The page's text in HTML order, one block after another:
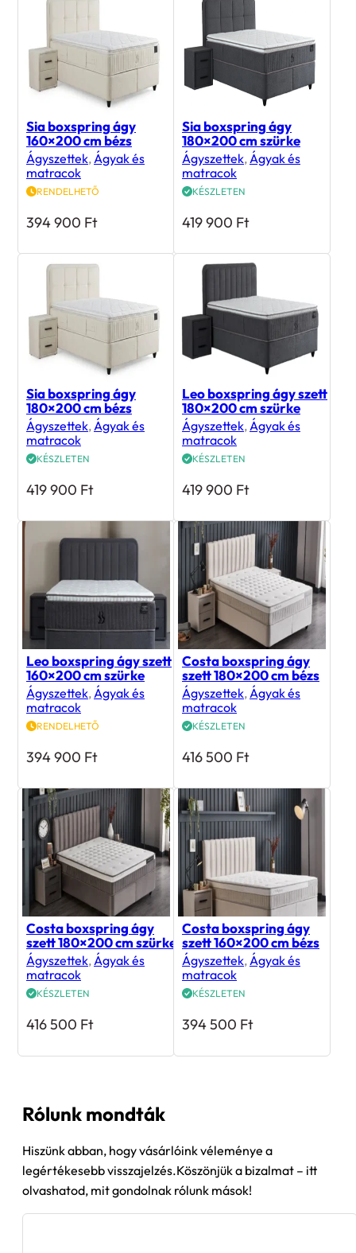
Sia boxspring ágy
160×200 cm bézs
Ágyszettek, Ágyak és
matracok
RENDELHETŐ
394 900 Ft
Sia boxspring ágy
180×200 cm szürke
Ágyszettek, Ágyak és
matracok
KÉSZLETEN
419 900 Ft
Sia boxspring ágy
180×200 cm bézs
Ágyszettek, Ágyak és
matracok
KÉSZLETEN
419 900 Ft
Leo boxspring ágy szett
180×200 cm szürke
Ágyszettek, Ágyak és
matracok
KÉSZLETEN
419 900 Ft
Leo boxspring ágy szett
160×200 cm szürke
Ágyszettek, Ágyak és
matracok
RENDELHETŐ
394 900 Ft
Costa boxspring ágy
szett 180×200 cm bézs
Ágyszettek, Ágyak és
matracok
KÉSZLETEN
416 500 Ft
Costa boxspring ágy
szett 180×200 cm szürke
Ágyszettek, Ágyak és
matracok
KÉSZLETEN
416 500 Ft
Costa boxspring ágy
szett 160×200 cm bézs
Ágyszettek, Ágyak és
matracok
KÉSZLETEN
394 500 Ft
Rólunk mondták
Hiszünk abban, hogy vásárlóink véleménye a
legértékesebb visszajelzés.Köszönjük a bizalmat – itt
olvashatod, mit gondolnak rólunk mások!